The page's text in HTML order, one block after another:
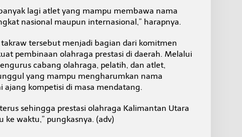
lagi atlet yang mampu membawa nama
nasional maupun internasional,” harapnya.
tersebut menjadi bagian dari komitmen
pembinaan olahraga prestasi di daerah. Melalui
cabang olahraga, pelatih, dan atlet,
yang mampu mengharumkan nama
ajang kompetisi di masa mendatang.
sehingga prestasi olahraga Kalimantan Utara
waktu,” pungkasnya. (adv)